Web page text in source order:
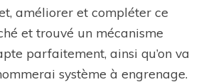
améliorer et compléter ce
et trouvé un mécanisme
parfaitement, ainsi qu’on va
système à engrenage.